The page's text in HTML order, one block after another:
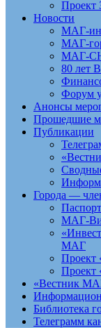
Проект
Новости
МАГ-
МАГ-
МАГ-
80 лет
Форум
Анонсы
Прошедшие
Публикации
Города —
МАГ-
МАГ
Проект
Проект
«Вестник
Библиотека
Телеграмм